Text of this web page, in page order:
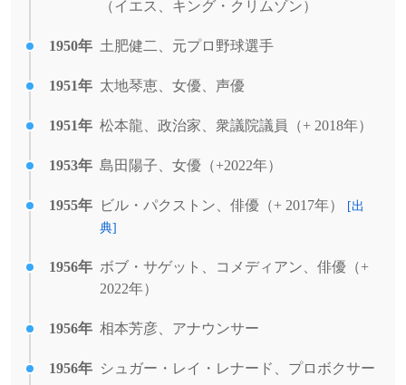
（イエス、キング・クリムゾン）
1950年 土肥健二、元プロ野球選手
1951年 太地琴恵、女優、声優
1951年 松本龍、政治家、衆議院議員（+ 2018年）
1953年 島田陽子、女優（+2022年）
1955年 ビル・パクストン、俳優（+ 2017年）
[出
典]
1956年 ボブ・サゲット、コメディアン、俳優（+
2022年）
1956年 相本芳彦、アナウンサー
1956年 シュガー・レイ・レナード、プロボクサー